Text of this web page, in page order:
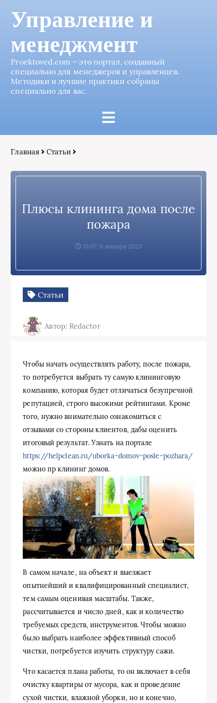
Управление и
менеджмент
Proektoved.com – это портал, созданный
специально для менеджеров и управленцев.
Методики и лучшие практики собраны
специально для вас.
Главная Статьи
Плюсы клининга дома после
пожара
15:07, 6 января 2023
Статьи
Автор: Redactor
Чтобы начать осуществлять работу, после пожара,
то потребуется выбрать ту самую клининговую
компанию, которая будет отличаться безупречной
репутацией, строго высокими рейтингами. Кроме
того, нужно внимательно ознакомиться с
отзывами со стороны клиентов, дабы оценить
итоговый результат. Узнать на портале
https://helpclean.ru/uborka-domov-posle-pozhara/
можно пр клининг домов.
В самом начале, на объект и выезжает
опытнейший и квалифицированный специалист,
тем самым оценивая масштабы. Также,
рассчитывается и число дней, как и количество
требуемых средств, инструментов. Чтобы можно
было выбрать наиболее эффективный способ
чистки, потребуется изучить структуру сажи.
Что касается плана работы, то он включает в себя
очистку квартиры от мусора, как и проведение
сухой чистки, влажной уборки, но и конечно,